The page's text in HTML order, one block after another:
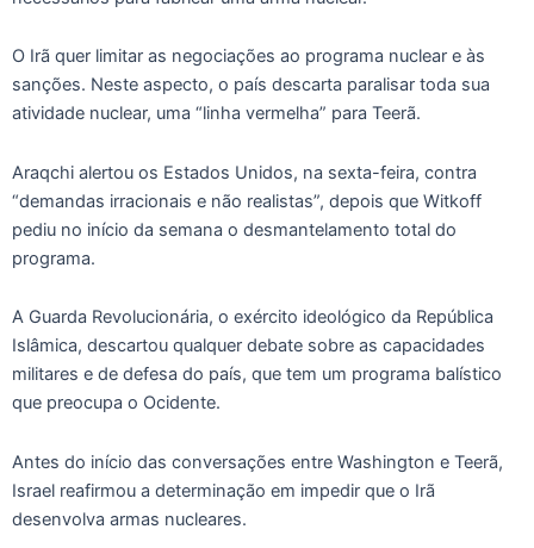
O Irã quer limitar as negociações ao programa nuclear e às
sanções. Neste aspecto, o país descarta paralisar toda sua
atividade nuclear, uma “linha vermelha” para Teerã.
Araqchi alertou os Estados Unidos, na sexta-feira, contra
“demandas irracionais e não realistas”, depois que Witkoff
pediu no início da semana o desmantelamento total do
programa.
A Guarda Revolucionária, o exército ideológico da República
Islâmica, descartou qualquer debate sobre as capacidades
militares e de defesa do país, que tem um programa balístico
que preocupa o Ocidente.
Antes do início das conversações entre Washington e Teerã,
Israel reafirmou a determinação em impedir que o Irã
desenvolva armas nucleares.